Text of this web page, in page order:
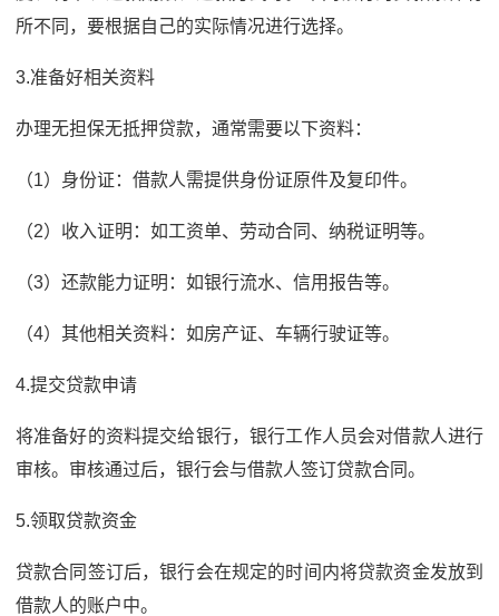
所不同，要根据自己的实际情况进行选择。
3.准备好相关资料
办理无担保无抵押贷款，通常需要以下资料：
（1）身份证：借款人需提供身份证原件及复印件。
（2）收入证明：如工资单、劳动合同、纳税证明等。
（3）还款能力证明：如银行流水、信用报告等。
（4）其他相关资料：如房产证、车辆行驶证等。
4.提交贷款申请
将准备好的资料提交给银行，银行工作人员会对借款人进行
审核。审核通过后，银行会与借款人签订贷款合同。
5.领取贷款资金
贷款合同签订后，银行会在规定的时间内将贷款资金发放到
借款人的账户中。